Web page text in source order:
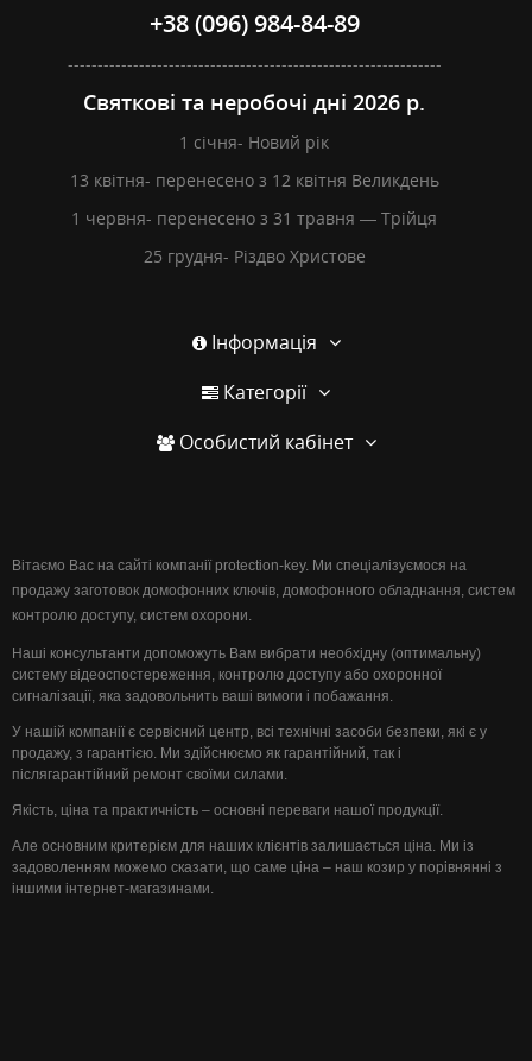
+38 (096) 984-84-89
---------------------------------------------------------------
Святкові та неробочі дні 2026 р.
1 січня- Новий рік
13 квітня- перенесено з 12 квітня Великдень
1 червня- перенесено з 31 травня — Трійця
25 грудня- Різдво Христове
Інформація
Категорії
Особистий кабінет
Вітаємо Вас на сайті компанії protection-key. Ми спеціалізуємося на
продажу заготовок домофонних ключів, домофонного обладнання, систем
контролю доступу, систем охорони.
Наші консультанти допоможуть Вам вибрати необхідну (оптимальну)
систему відеоспостереження, контролю доступу або охоронної
сигналізації, яка задовольнить ваші вимоги і побажання.
У нашій компанії є сервісний центр, всі технічні засоби безпеки, які є у
продажу, з гарантією. Ми здійснюємо як гарантійний, так і
післягарантійний ремонт своїми силами.
Якість, ціна та практичність – основні переваги нашої продукції.
Але основним критерієм для наших клієнтів залишається ціна. Ми із
задоволенням можемо сказати, що саме ціна – наш козир у порівнянні з
іншими інтернет-магазинами.